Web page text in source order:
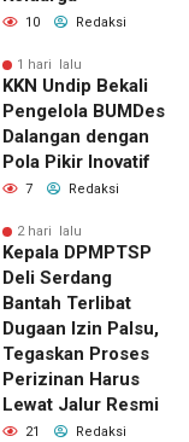
10 Redaksi
1 hari lalu
KKN Undip Bekali
Pengelola BUMDes
Dalangan dengan
Pola Pikir Inovatif
7 Redaksi
2 hari lalu
Kepala DPMPTSP
Deli Serdang
Bantah Terlibat
Dugaan Izin Palsu,
Tegaskan Proses
Perizinan Harus
Lewat Jalur Resmi
21 Redaksi